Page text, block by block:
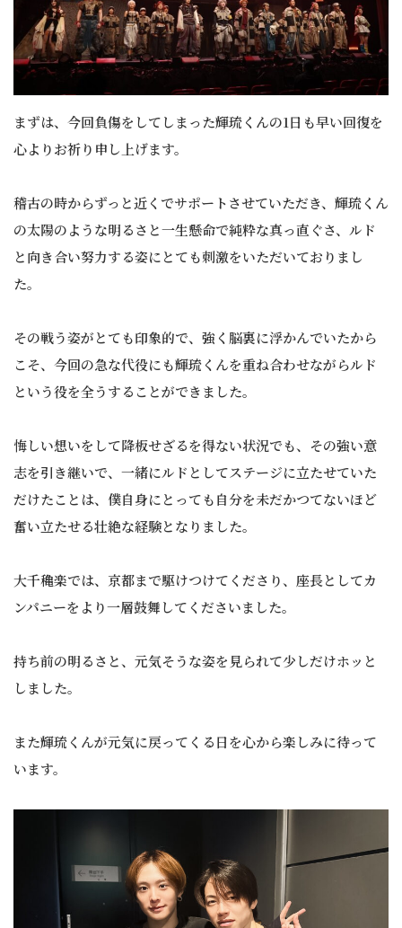
まずは、今回負傷をしてしまった輝琉くんの1日も早い回復を
心よりお祈り申し上げます。
稽古の時からずっと近くでサポートさせていただき、輝琉くん
の太陽のような明るさと一生懸命で純粋な真っ直ぐさ、ルド
と向き合い努力する姿にとても刺激をいただいておりまし
た。
その戦う姿がとても印象的で、強く脳裏に浮かんでいたから
こそ、今回の急な代役にも輝琉くんを重ね合わせながらルド
という役を全うすることができました。
悔しい想いをして降板せざるを得ない状況でも、その強い意
志を引き継いで、一緒にルドとしてステージに立たせていた
だけたことは、僕自身にとっても自分を未だかつてないほど
奮い立たせる壮絶な経験となりました。
大千穐楽では、京都まで駆けつけてくださり、座長としてカ
ンパニーをより一層鼓舞してくださいました。
持ち前の明るさと、元気そうな姿を見られて少しだけホッと
しました。
また輝琉くんが元気に戻ってくる日を心から楽しみに待って
います。